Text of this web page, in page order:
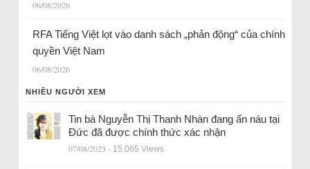
06/08/2026
RFA Tiếng Việt lọt vào danh sách „phản động“ của chính
quyền Việt Nam
06/08/2026
NHIỀU NGƯỜI XEM
Tin bà Nguyễn Thị Thanh Nhàn đang ẩn náu tại
Đức đã được chính thức xác nhận
07/08/2023 - 15.065 Views